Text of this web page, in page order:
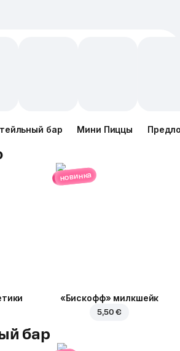
бар Мини Пиццы
новинка
«Бискофф» милкшейк
5,50 €
бар